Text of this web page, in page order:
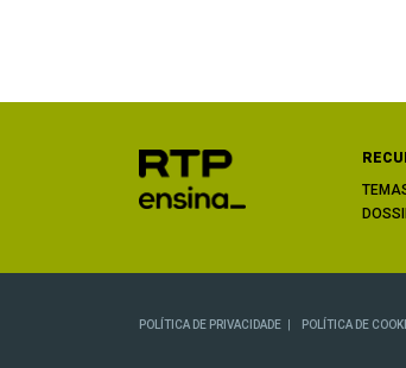
POLÍTICA DE PRIVACIDADE POLÍTICA DE